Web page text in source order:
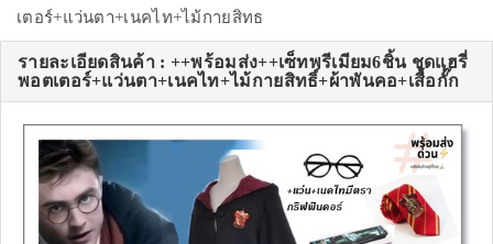
เตอร์+แว่นตา+เนคไท+ไม้กายสิทธ
รายละเอียดสินค้า : ++พร้อมส่ง++เซ็ทพรีเมียม6ชิ้น ชุดแฮรี่
พอตเตอร์+แว่นตา+เนคไท+ไม้กายสิทธิ์+ผ้าพันคอ+เสื้อกั๊ก